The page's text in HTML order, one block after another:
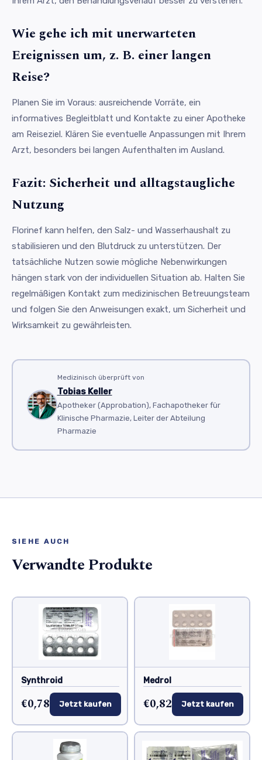
Wie gehe ich mit unerwarteten
Ereignissen um, z. B. einer langen
Reise?
Planen Sie im Voraus: ausreichende Vorräte, ein
informatives Begleitblatt und Kontakte zu einer Apotheke
am Reiseziel. Klären Sie eventuelle Anpassungen mit Ihrem
Arzt, besonders bei langen Aufenthalten im Ausland.
Fazit: Sicherheit und alltagstaugliche
Nutzung
Florinef kann helfen, den Salz- und Wasserhaushalt zu
stabilisieren und den Blutdruck zu unterstützen. Der
tatsächliche Nutzen sowie mögliche Nebenwirkungen
hängen stark von der individuellen Situation ab. Halten Sie
regelmäßigen Kontakt zum medizinischen Betreuungsteam
und folgen Sie den Anweisungen exakt, um Sicherheit und
Wirksamkeit zu gewährleisten.
Medizinisch überprüft von
Tobias Keller
Apotheker (Approbation), Fachapotheker für
Klinische Pharmazie, Leiter der Abteilung
Pharmazie
SIEHE AUCH
Verwandte Produkte
Synthroid
€0,78 Jetzt kaufen
Medrol
€0,82 Jetzt kaufen